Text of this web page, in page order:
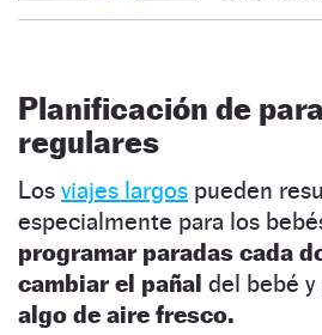
Planificación de
regulares
Los viajes largos pueden
especialmente para los
programar paradas cada
cambiar el pañal del bebé y
algo de aire fresco.